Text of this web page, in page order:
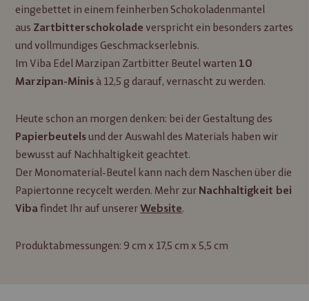
eingebettet in einem feinherben Schokoladenmantel
aus Zartbitterschokolade verspricht ein besonders zartes
und vollmundiges Geschmackserlebnis.
Im Viba Edel Marzipan Zartbitter Beutel warten 10
Marzipan-Minis à 12,5 g darauf, vernascht zu werden.
Heute schon an morgen denken: bei der Gestaltung des
Papierbeutelsund der Auswahl des Materials haben wir
bewusst auf Nachhaltigkeit geachtet.
Der Monomaterial-Beutel kann nach dem Naschen über die
Papiertonne recycelt werden. Mehr zur Nachhaltigkeit bei
Vibafindet Ihr auf unsererWebsite.
Produktabmessungen: 9 cm x 17,5 cm x 5,5 cm